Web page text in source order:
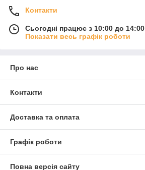
Контакти
Сьогодні працює з 10:00 до 14:00
Показати весь графік роботи
Про нас
Контакти
Доставка та оплата
Графік роботи
Повна версія сайту